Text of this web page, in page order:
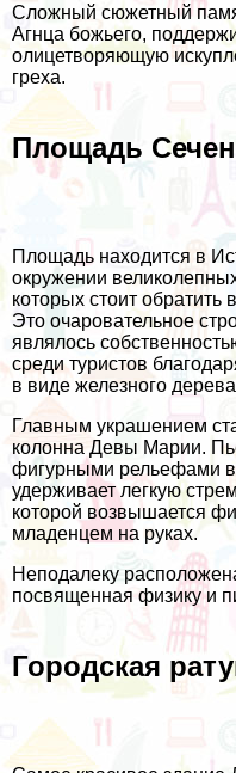
Сложный сюжетный
Агнца божьего,
олицетворяющую
греха.
Площадь
Площадь находится в
окружении
которых стоит обратить
Это очаровательное
являлось
среди туристов
в виде железного
Главным украшением
колонна Девы Марии.
фигурными рельефами в
удерживает легкую
которой возвышается
младенцем на руках.
Неподалеку
посвященная физику и
Городская